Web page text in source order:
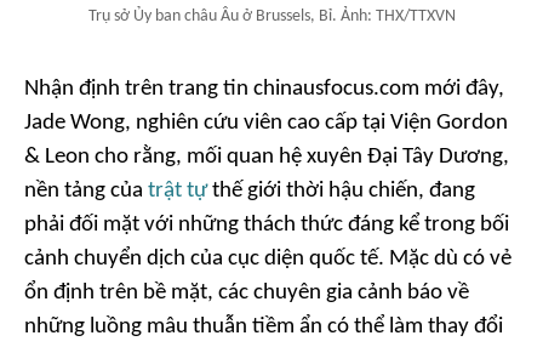
Trụ sở Ủy ban châu Âu ở Brussels, Bỉ. Ảnh: THX/TTXVN
Nhận định trên trang tin chinausfocus.com mới đây,
Jade Wong, nghiên cứu viên cao cấp tại Viện Gordon
& Leon cho rằng, mối quan hệ xuyên Đại Tây Dương,
nền tảng của trật tựthế giới thời hậu chiến, đang
phải đối mặt với những thách thức đáng kể trong bối
cảnh chuyển dịch của cục diện quốc tế. Mặc dù có vẻ
ổn định trên bề mặt, các chuyên gia cảnh báo về
những luồng mâu thuẫn tiềm ẩn có thể làm thay đổi